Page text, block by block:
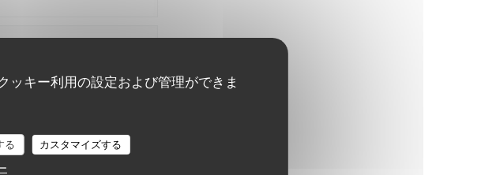
ッキー利用の設定および管理ができま
る
カスタマイズする